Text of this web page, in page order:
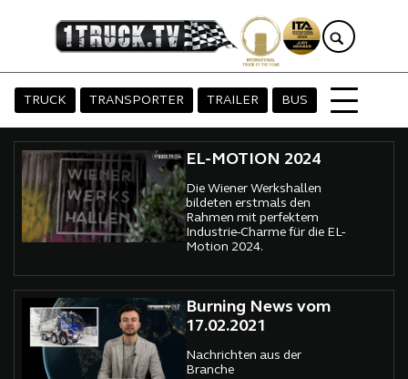
TRUCK TRANSPORTER TRAILER BUS
EL-MOTION 2024
Die Wiener Werkshallen
bildeten erstmals den
Rahmen mit perfektem
Industrie-Charme für die EL-
Motion 2024.
Burning News vom
17.02.2021
Nachrichten aus der
Branche